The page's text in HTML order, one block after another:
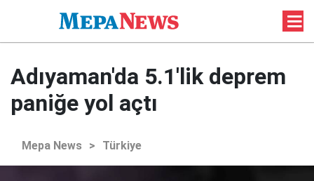
Adıyaman'da 5.1'lik deprem
paniğe yol açtı
Mepa News > Türkiye